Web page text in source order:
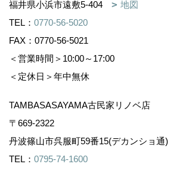
福井県小浜市遠敷5-404
地図
TEL： 0770-56-5020
FAX：0770-56-5021
＜営業時間＞10:00～17:00
＜定休日＞年中無休
TAMBASASAYAMA古民家リノベ店
〒669-2322
丹波篠山市呉服町59番15(デカンショ通)
TEL： 0795-74-1600